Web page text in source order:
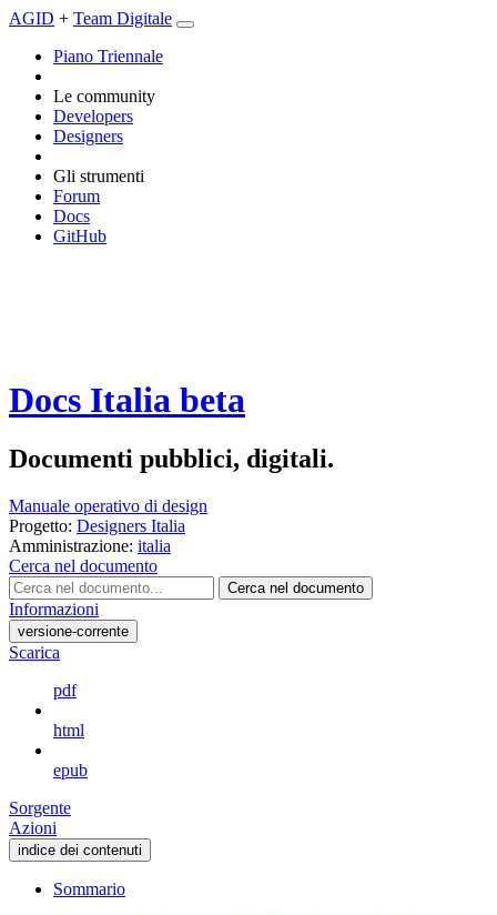
AGID + Team Digitale
Piano Triennale
Le community
Developers
Designers
Gli strumenti
Forum
Docs
GitHub
Docs Italia beta
Documenti pubblici, digitali.
Manuale operativo di design
Progetto: Designers Italia
Amministrazione: italia
Cerca nel documento
Cerca nel documento
Informazioni
versione-corrente
Scarica
pdf
html
epub
Sorgente
Azioni
indice dei contenuti
Sommario